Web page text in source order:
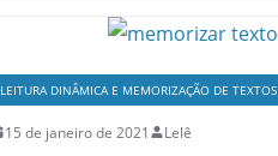
LEITURA DINÂMICA E MEMORIZAÇÃO DE TEXTOS
15 de janeiro de 2021 Lelê